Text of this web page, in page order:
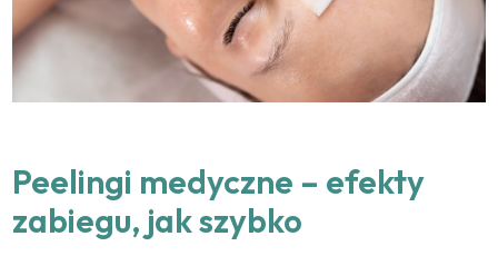
Peelingi medyczne – efekty
zabiegu, jak szybko